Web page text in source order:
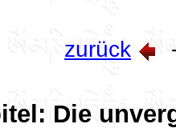
zurück
Die